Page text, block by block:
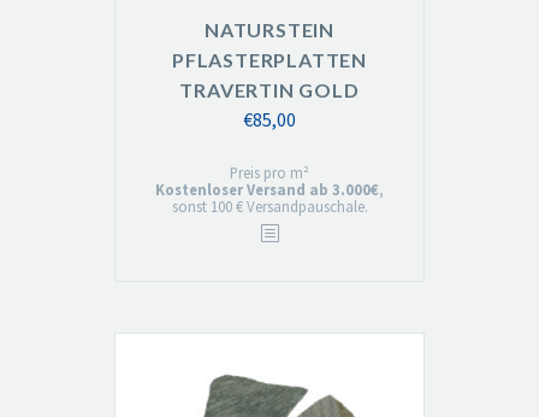
NATURSTEIN
PFLASTERPLATTEN
TRAVERTIN GOLD
€85,00
Preis pro m²
Kostenloser Versand ab 3.000€,
sonst 100 € Versandpauschale.